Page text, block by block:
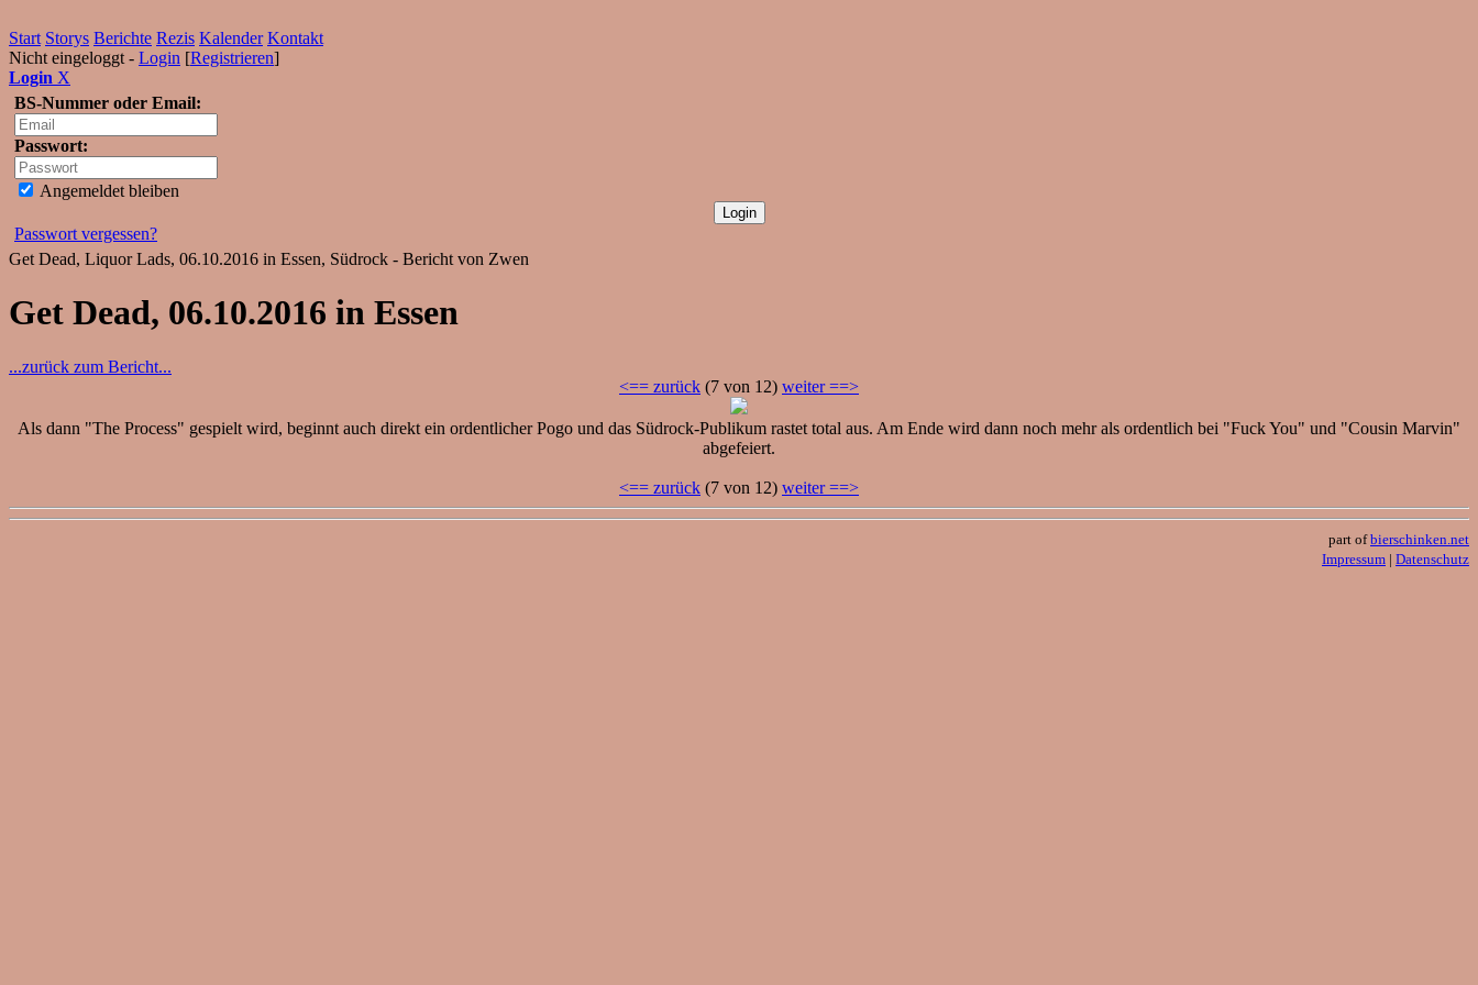
Start Storys Berichte Rezis Kalender Kontakt
Nicht eingeloggt - Login [Registrieren]
Login X
BS-Nummer oder Email:
Passwort:
Angemeldet bleiben
Passwort vergessen?
Get Dead, Liquor Lads, 06.10.2016 in Essen, Südrock - Bericht von Zwen
Get Dead, 06.10.2016 in Essen
...zurück zum Bericht...
<== zurück (7 von 12) weiter ==>
Als dann "The Process" gespielt wird, beginnt auch direkt ein ordentlicher Pogo und das Südrock-Publikum rastet total aus. Am Ende wird dann noch mehr als ordentlich bei "Fuck You" und "Cousin Marvin"
abgefeiert.
<== zurück (7 von 12) weiter ==>
part ofbierschinken.net
Impressum | Datenschutz